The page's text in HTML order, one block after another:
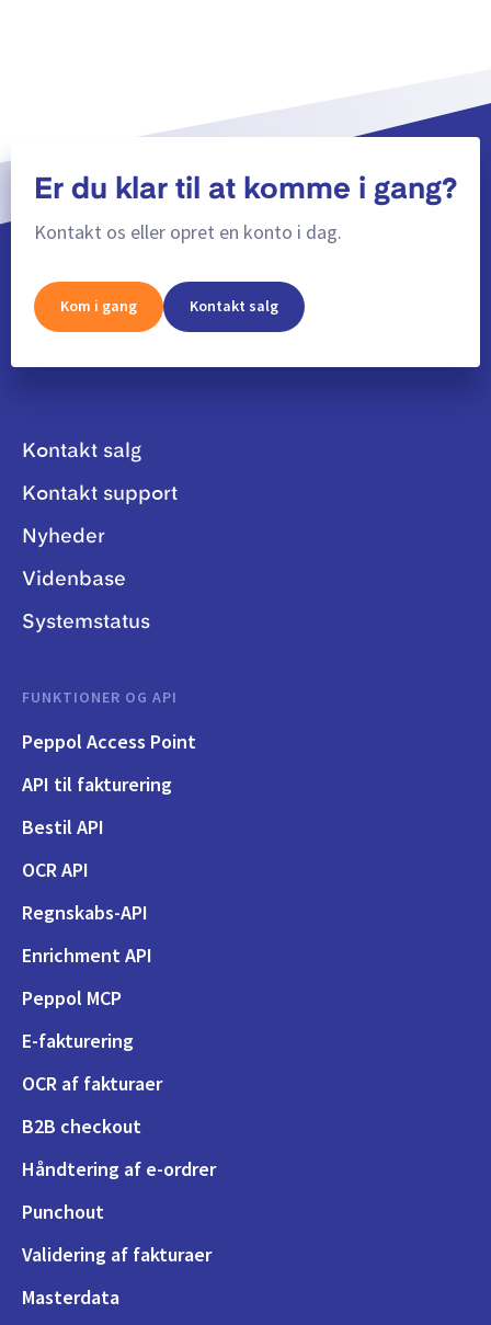
Er du klar til at komme i gang?
Kontakt os eller opret en konto i dag.
Kom i gang Kontakt salg
Kontakt salg
Kontakt support
Nyheder
Videnbase
Systemstatus
FUNKTIONER OG API
Peppol Access Point
API til fakturering
Bestil API
OCR API
Regnskabs-API
Enrichment API
Peppol MCP
E-fakturering
OCR af fakturaer
B2B checkout
Håndtering af e-ordrer
Punchout
Validering af fakturaer
Masterdata